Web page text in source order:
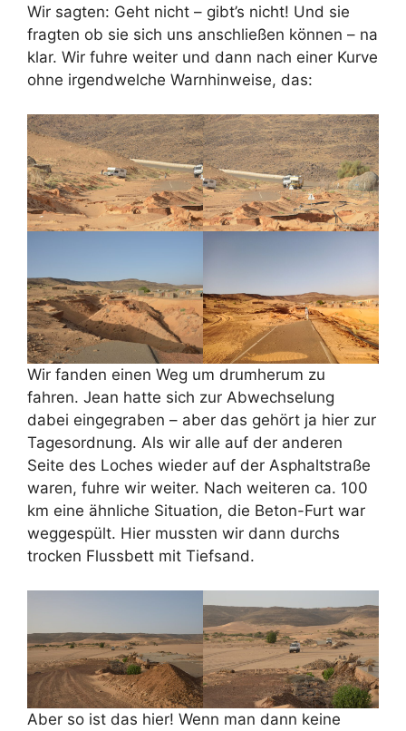
Wir sagten: Geht nicht – gibt’s nicht! Und sie
fragten ob sie sich uns anschließen können – na
klar. Wir fuhre weiter und dann nach einer Kurve
ohne irgendwelche Warnhinweise, das:
Wir fanden einen Weg um drumherum zu
fahren. Jean hatte sich zur Abwechselung
dabei eingegraben – aber das gehört ja hier zur
Tagesordnung. Als wir alle auf der anderen
Seite des Loches wieder auf der Asphaltstraße
waren, fuhre wir weiter. Nach weiteren ca. 100
km eine ähnliche Situation, die Beton-Furt war
weggespült. Hier mussten wir dann durchs
trocken Flussbett mit Tiefsand.
Aber so ist das hier! Wenn man dann keine